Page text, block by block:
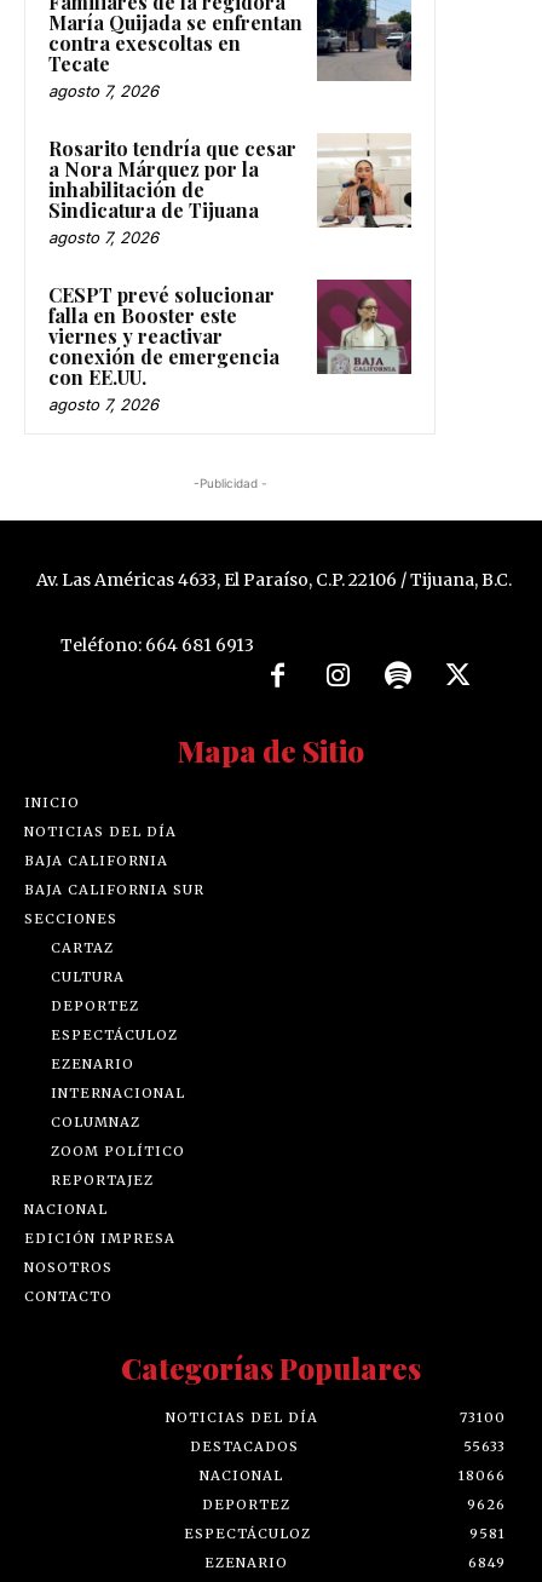
María Quijada se enfrentan
contra exescoltas en
Tecate
agosto 7, 2026
Rosarito tendría que cesar
a Nora Márquez por la
inhabilitación de
Sindicatura de Tijuana
agosto 7, 2026
CESPT prevé solucionar
falla en Booster este
viernes y reactivar
conexión de emergencia
con EE.UU.
agosto 7, 2026
-Publicidad -
Av. Las Américas 4633, El Paraíso, C.P. 22106 / Tijuana, B.C.
Teléfono: 664 681 6913
Mapa de Sitio
INICIO
NOTICIAS DEL DÍA
BAJA CALIFORNIA
BAJA CALIFORNIA SUR
SECCIONES
CARTAZ
CULTURA
DEPORTEZ
ESPECTÁCULOZ
EZENARIO
INTERNACIONAL
COLUMNAZ
ZOOM POLÍTICO
REPORTAJEZ
NACIONAL
EDICIÓN IMPRESA
NOSOTROS
CONTACTO
Categorías Populares
NOTICIAS DEL DÍA
73100
DESTACADOS
55633
NACIONAL
18066
DEPORTEZ
9626
ESPECTÁCULOZ
9581
EZENARIO
6849